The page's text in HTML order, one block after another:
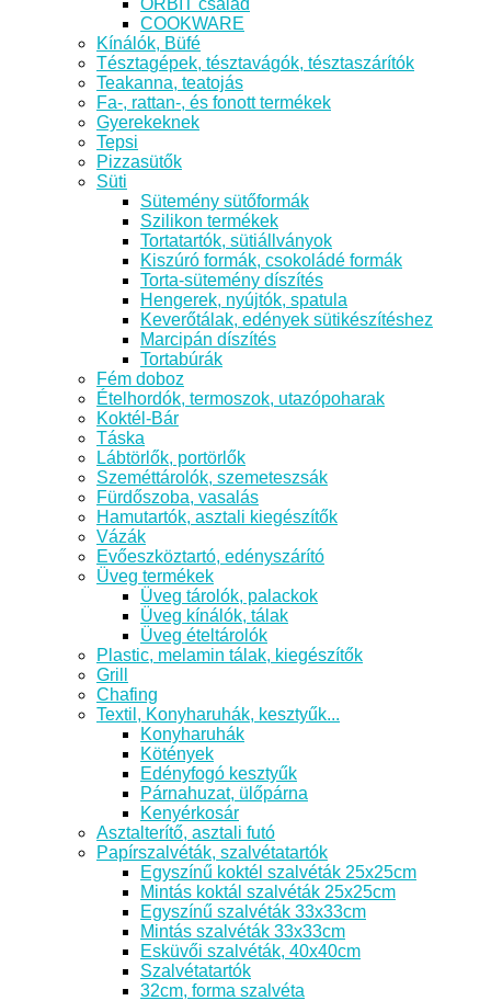
COOKWARE
Kínálók, Büfé
Tésztagépek, tésztavágók, tésztaszárítók
Teakanna, teatojás
Fa-, rattan-, és fonott termékek
Gyerekeknek
Tepsi
Pizzasütők
Süti
Sütemény sütőformák
Szilikon termékek
Tortatartók, sütiállványok
Kiszúró formák, csokoládé formák
Torta-sütemény díszítés
Hengerek, nyújtók, spatula
Keverőtálak, edények sütikészítéshez
Marcipán díszítés
Tortabúrák
Fém doboz
Ételhordók, termoszok, utazópoharak
Koktél-Bár
Táska
Lábtörlők, portörlők
Szeméttárolók, szemeteszsák
Fürdőszoba, vasalás
Hamutartók, asztali kiegészítők
Vázák
Evőeszköztartó, edényszárító
Üveg termékek
Üveg tárolók, palackok
Üveg kínálók, tálak
Üveg ételtárolók
Plastic, melamin tálak, kiegészítők
Grill
Chafing
Textil, Konyharuhák, kesztyűk...
Konyharuhák
Kötények
Edényfogó kesztyűk
Párnahuzat, ülőpárna
Kenyérkosár
Asztalterítő, asztali futó
Papírszalvéták, szalvétatartók
Egyszínű koktél szalvéták 25x25cm
Mintás koktál szalvéták 25x25cm
Egyszínű szalvéták 33x33cm
Mintás szalvéták 33x33cm
Esküvői szalvéták, 40x40cm
Szalvétatartók
32cm, forma szalvéta